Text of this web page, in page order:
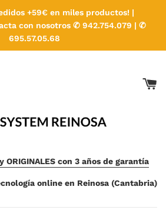
+59€ en miles productos! |
con nosotros ✆ 942.754.079 | ✆
695.57.05.68
ORIGINALES con 3 años de garantía
online en Reinosa (Cantabria)